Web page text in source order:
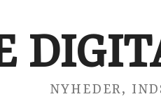
NYHEDER,